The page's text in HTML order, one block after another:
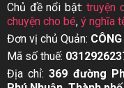
Chủ đề nổi bật:truyện
chuyện cho bé, ý nghĩa
Đơn vị chủ Quản:
Mã số thuế:
Địa chỉ:369 đường